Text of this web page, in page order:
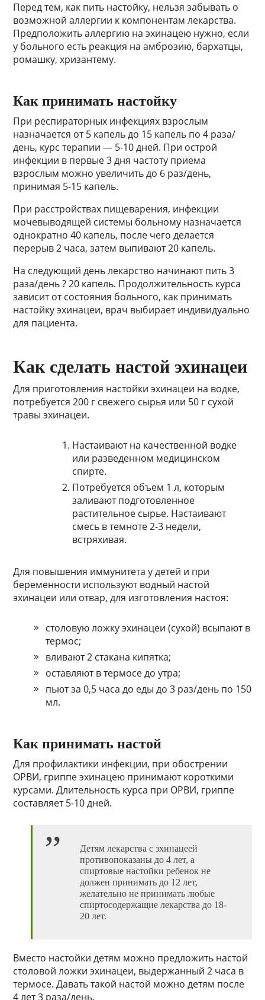
Перед тем, как пить настойку, нельзя забывать о
возможной аллергии к компонентам лекарства.
Предположить аллергию на эхинацею нужно, если
у больного есть реакция на амброзию, бархатцы,
ромашку, хризантему.
Как принимать настойку
При респираторных инфекциях взрослым
назначается от 5 капель до 15 капель по 4 раза/
день, курс терапии — 5-10 дней. При острой
инфекции в первые 3 дня частоту приема
взрослым можно увеличить до 6 раз/день,
принимая 5-15 капель.
При расстройствах пищеварения, инфекции
мочевыводящей системы больному назначается
однократно 40 капель, после чего делается
перерыв 2 часа, затем выпивают 20 капель.
На следующий день лекарство начинают пить 3
раза/день ? 20 капель. Продолжительность курса
зависит от состояния больного, как принимать
настойку эхинацеи, врач выбирает индивидуально
для пациента.
Как сделать настой эхинацеи
Для приготовления настойки эхинацеи на водке,
потребуется 200 г свежего сырья или 50 г сухой
травы эхинацеи.
Настаивают на качественной водке
или разведенном медицинском
спирте.
Потребуется объем 1 л, которым
заливают подготовленное
растительное сырье. Настаивают
смесь в темноте 2-3 недели,
встряхивая.
Для повышения иммунитета у детей и при
беременности используют водный настой
эхинацеи или отвар, для изготовления настоя:
столовую ложку эхинацеи (сухой) всыпают в
термос;
вливают 2 стакана кипятка;
оставляют в термосе до утра;
пьют за 0,5 часа до еды до 3 раз/день по 150
мл.
Как принимать настой
Для профилактики инфекции, при обострении
ОРВИ, гриппе эхинацею принимают короткими
курсами. Длительность курса при ОРВИ, гриппе
составляет 5-10 дней.
Детям лекарства с эхинацеей
противопоказаны до 4 лет, а
спиртовые настойки ребенок не
должен принимать до 12 лет,
желательно не принимать любые
спиртосодержащие лекарства до 18-
20 лет.
Вместо настойки детям можно предложить настой
столовой ложки эхинацеи, выдержанный 2 часа в
термосе. Давать такой настой можно детям после
4 лет 3 раза/день.